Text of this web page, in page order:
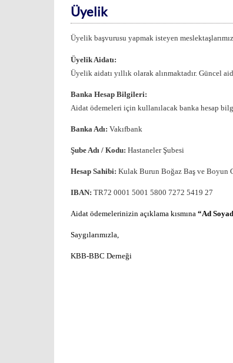
Üyelik
Üyelik başvurusu yapmak isteyen
Üyelik Aidatı:
Üyelik aidatı yıllık olarak alınmaktadır. Güncel
Banka Hesap Bilgileri:
Aidat ödemeleri için kullanılacak banka hesap
Banka Adı: Vakıfbank
Şube Adı / Kodu: Hastaneler Şubesi
Hesap Sahibi: Kulak Burun Boğaz Baş ve Boyun
IBAN: TR72 0001 5001 5800 7272 5419 27
Aidat ödemelerinizin açıklama kısmına “Ad
Saygılarımızla,
KBB-BBC Derneği